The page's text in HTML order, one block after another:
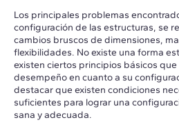
Los principales problemas
configuración de las estructuras, se
cambios bruscos de dimensiones,
flexibilidades. No existe una forma
existen ciertos principios básicos
desempeño en cuanto a su
destacar que existen condiciones
suficientes para lograr una
sana y adecuada.